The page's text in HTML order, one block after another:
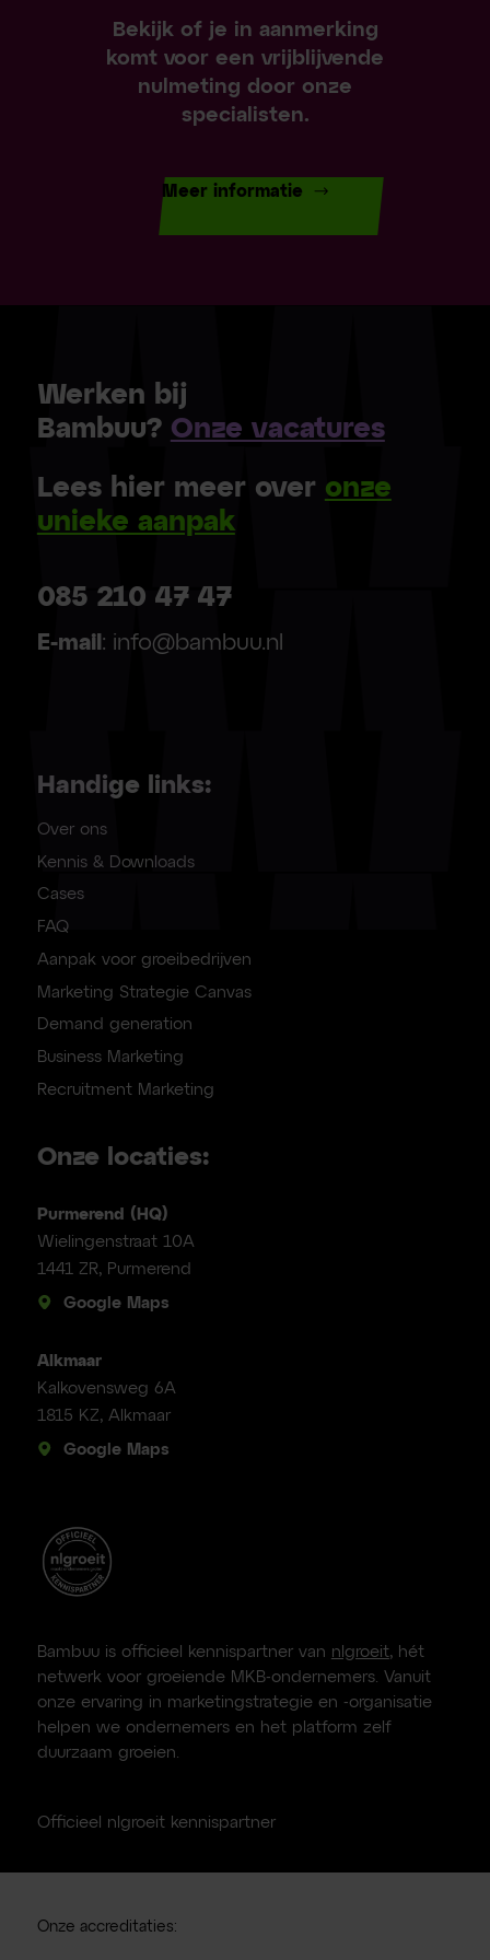
Bekijk of je in aanmerking
komt voor een vrijblijvende
nulmeting door onze
specialisten.
Meer informatie
Werken bij
Bambuu? Onze vacatures
Lees hier meer over onze
unieke aanpak
085 210 47 47
E-mail: info@bambuu.nl
Handige links:
Over ons
Kennis & Downloads
Cases
FAQ
Aanpak voor groeibedrijven
Marketing Strategie Canvas
Demand generation
Business Marketing
Recruitment Marketing
Onze locaties:
Purmerend (HQ)
Wielingenstraat 10A
1441 ZR, Purmerend
Google Maps
Alkmaar
Kalkovensweg 6A
1815 KZ, Alkmaar
Google Maps
Bambuu is officieel kennispartner van nlgroeit, hét
netwerk voor groeiende MKB-ondernemers. Vanuit
onze ervaring in marketingstrategie en -organisatie
helpen we ondernemers en het platform zelf
duurzaam groeien.
Officieel nlgroeit kennispartner
Onze accreditaties: